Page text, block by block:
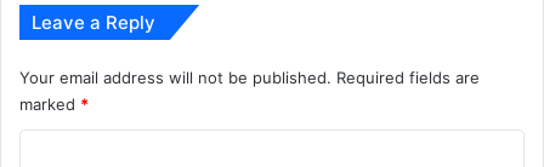
Leave a Reply
Your email address will not be published. Required fields are
marked *